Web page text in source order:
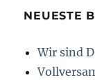
NEUESTE
Wir sind